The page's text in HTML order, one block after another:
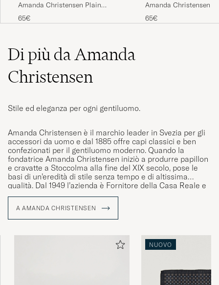
Amanda Christensen Plain
Classic Tie 8 cm Olive
65€
Amanda Christensen
Paisley Tie 8 cm
65€
Di più da Amanda
Christensen
Stile ed eleganza per ogni gentiluomo.
Amanda Christensen è il marchio leader in Svezia per gli
accessori da uomo e dal 1885 offre capi classici e ben
confezionati per il gentiluomo moderno. Quando la
fondatrice Amanda Christensen iniziò a produrre papillon
e cravatte a Stoccolma alla fine del XIX secolo, pose le
basi di un’eredità di stile senza tempo e di altissima
qualità. Dal 1949 l’azienda è Fornitore della Casa Reale e
oggi propone cravatte, sciarpe, fazzoletti da taschino,
stile degli uomini consapevoli in tutto il mondo. Gran parte
della produzione avviene nella zona del Lago di Como, in
in generazione.
A AMANDA CHRISTENSEN
NUOVO